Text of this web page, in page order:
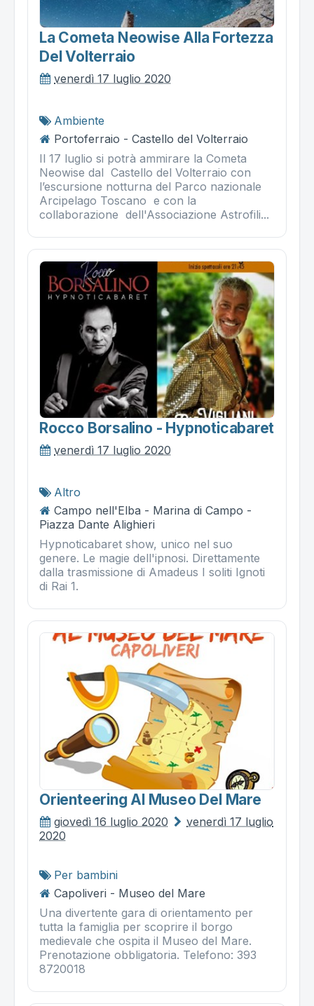
La Cometa Neowise Alla Fortezza
Del Volterraio
venerdì 17 luglio 2020
Ambiente
Portoferraio - Castello del Volterraio
Il 17 luglio si potrà ammirare la Cometa
Neowise dal Castello del Volterraio con
l’escursione notturna del Parco nazionale
Arcipelago Toscano e con la
collaborazione dell'Associazione Astrofili...
Rocco Borsalino - Hypnoticabaret
venerdì 17 luglio 2020
Altro
Campo nell'Elba - Marina di Campo -
Piazza Dante Alighieri
Hypnoticabaret show, unico nel suo
genere. Le magie dell'ipnosi. Direttamente
dalla trasmissione di Amadeus I soliti Ignoti
di Rai 1.
Orienteering Al Museo Del Mare
giovedì 16 luglio 2020
venerdì 17 luglio
2020
Per bambini
Capoliveri - Museo del Mare
Una divertente gara di orientamento per
tutta la famiglia per scoprire il borgo
medievale che ospita il Museo del Mare.
Prenotazione obbligatoria. Telefono: 393
8720018